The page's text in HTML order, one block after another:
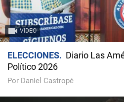
VIDEO
ELECCIONES
Diario Las
Político 2026
Por Daniel Castropé